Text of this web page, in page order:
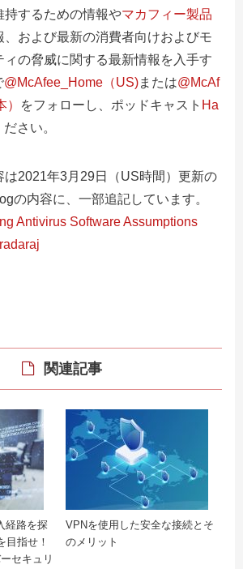
持するための情報やマカフィー製品
、および最新の消費者向けおよびモ
ィの脅威に関する最新情報を入手す
@McAfee_Home（US)または@McAf
をフォローし、ポッドキャスト Ha
ださい。
2021年3月29日（US時間）更新の
の内容に、一部追記しています。
Antivirus Software Assumptions
関連記事
経路を探
目指せ！
セキュリ
VPNを使用した安全な接続とそ
のメリット